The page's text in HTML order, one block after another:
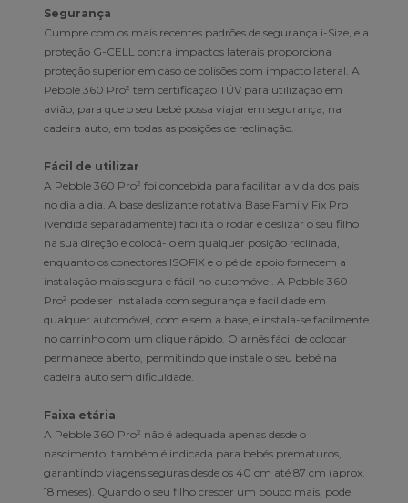
Segurança
Cumpre com os mais recentes padrões de segurança i-Size, e a
proteção G-CELL contra impactos laterais proporciona
proteção superior em caso de colisões com impacto lateral. A
Pebble 360 Pro² tem certificação TÜV para utilização em
avião, para que o seu bebé possa viajar em segurança, na
cadeira auto, em todas as posições de reclinação.
Fácil de utilizar
A Pebble 360 Pro² foi concebida para facilitar a vida dos pais
no dia a dia. A base deslizante rotativa Base Family Fix Pro
(vendida separadamente) facilita o rodar e deslizar o seu filho
na sua direção e colocá-lo em qualquer posição reclinada,
enquanto os conectores ISOFIX e o pé de apoio fornecem a
instalação mais segura e fácil no automóvel. A Pebble 360
Pro² pode ser instalada com segurança e facilidade em
qualquer automóvel, com e sem a base, e instala-se facilmente
no carrinho com um clique rápido. O arnês fácil de colocar
permanece aberto, permitindo que instale o seu bebé na
cadeira auto sem dificuldade.
Faixa etária
A Pebble 360 Pro² não é adequada apenas desde o
nascimento; também é indicada para bebés prematuros,
garantindo viagens seguras desde os 40 cm até 87 cm (aprox.
18 meses). Quando o seu filho crescer um pouco mais, pode